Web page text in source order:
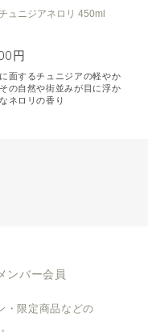
ュニジアネロリ 450ml
円
面するチュニジアの軽やか
の自然や街並みが目に浮か
ネロリの香り
ンバー会員
・限定商品などの